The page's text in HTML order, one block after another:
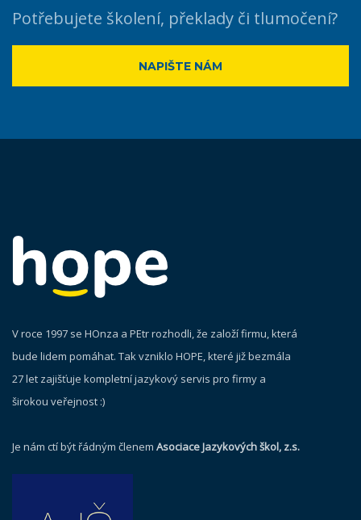
Potřebujete školení, překlady či tlumočení?
NAPIŠTE NÁM
V roce 1997 se HOnza a PEtr rozhodli, že založí firmu, která
bude lidem pomáhat. Tak vzniklo HOPE, které již bezmála
27 let zajišťuje kompletní jazykový servis pro firmy a
širokou veřejnost :)
Je nám ctí být řádným členem Asociace Jazykových škol, z.s.